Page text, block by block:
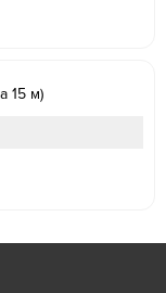
15 м)